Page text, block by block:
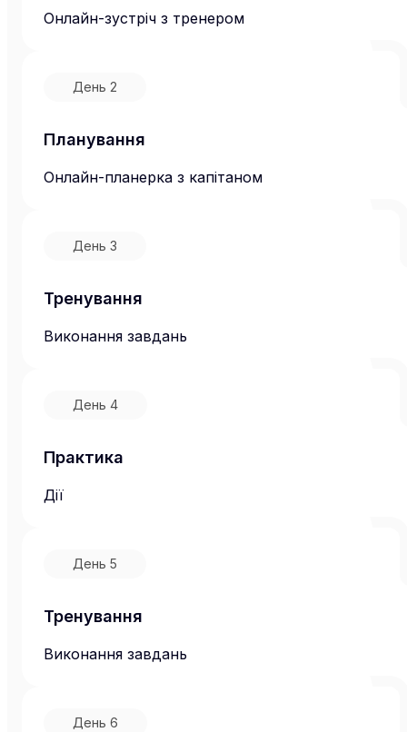
Онлайн-зустріч з тренером
День 2
Планування
Онлайн-планерка з капітаном
День 3
Тренування
Виконання завдань
День 4
Практика
Дії
День 5
Тренування
Виконання завдань
День 6